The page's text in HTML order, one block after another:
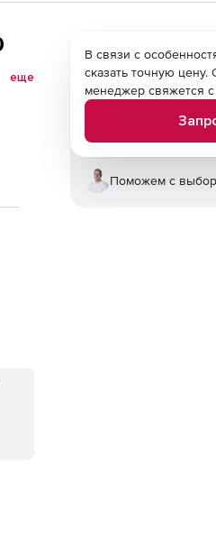
еще
В связи с
сказать точную цену.
менеджер свяжется
Поможем с